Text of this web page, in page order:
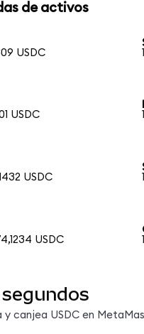
de activos
USDC
USDC
USDC
USDC
canjea USDC en